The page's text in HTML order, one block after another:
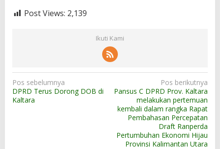
Post Views: 2,139
Ikuti Kami
N
a
Pos sebelumnya
DPRD Terus Dorong DOB di
Kaltara
Pos berikutnya
Pansus C DPRD Prov. Kaltara
melakukan pertemuan
kembali dalam rangka Rapat
Pembahasan Percepatan
Draft Ranperda
Pertumbuhan Ekonomi Hijau
Provinsi Kalimantan Utara